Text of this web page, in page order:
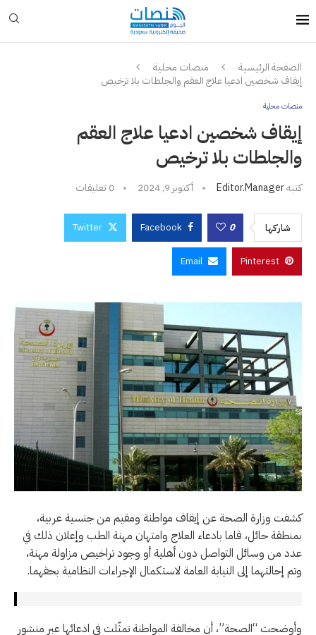
الصفحة الرئيسية
منصات محلية
إيقاف شخصين ادعيا علاج العقم والجلطات بلا ترخيص
منصات محلية
إيقاف شخصين ادعيا علاج العقم
والجلطات بلا ترخيص
كتبهEditor.manager أكتوبر 9, 2024 0 تعليقات
شاركها 0
Facebook
Twitter
Pinterest
Email
كشفت وزارة الصحة عن إيقاف مواطنة ومقيم من جنسية عربية،
بمنطقة حائل، قاما بادعاء العلاج وامتهان مهنة الطب وإعلان ذلك في
عدد من وسائل التواصل دون أهلية أو وجود تراخيص مزاولة مهنة،
وتم إحالتهما إلى النيابة العامة لاستكمال الإجراءات النظامية بحقهما.
وأوضحت “الصحة”، أن مخالفة المواطنة تمثّلت في ادعائها عبر منشور